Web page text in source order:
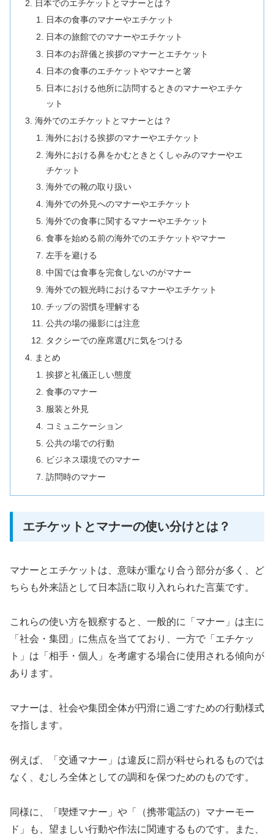
日本でのエチケットとマナーとは？
日本の食事のマナーやエチケット
日本の旅館でのマナーやエチケット
日本のお辞儀と挨拶のマナーとエチケット
日本の食事のエチケットやマナーと箸
日本における他所に訪問するときのマナーやエチケ
ット
海外でのエチケットとマナーとは？
海外における挨拶のマナーやエチケット
海外における鼻をかむときとくしゃみのマナーやエ
チケット
海外での靴の取り扱い
海外での外見へのマナーやエチケット
海外での食事に関するマナーやエチケット
食事を始める前の海外でのエチケットやマナー
左手を避ける
中国では食事を完食しないのがマナー
海外での観光時におけるマナーやエチケット
チップの習慣を理解する
公共の場の撮影には注意
タクシーでの座席選びに気をつける
まとめ
挨拶と礼儀正しい態度
食事のマナー
服装と外見
コミュニケーション
公共の場での行動
ビジネス環境でのマナー
訪問時のマナー
エチケットとマナーの使い分けとは？
マナーとエチケットは、意味が重なり合う部分が多く、ど
ちらも外来語として日本語に取り入れられた言葉です。
これらの使い方を観察すると、一般的に「マナー」は主に
「社会・集団」に焦点を当てており、一方で「エチケッ
ト」は「相手・個人」を考慮する場合に使用される傾向が
あります。
マナーは、社会や集団全体が円滑に過ごすための行動様式
を指します。
例えば、「交通マナー」は違反に罰が科せられるものでは
なく、むしろ全体としての調和を保つためのものです。
同様に、「喫煙マナー」や「（携帯電話の）マナーモー
ド」も、望ましい行動や作法に関連するものです。また、